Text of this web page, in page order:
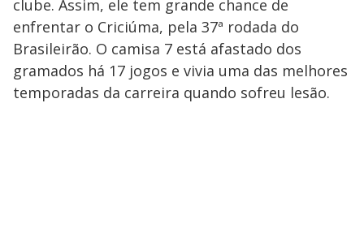
clube. Assim, ele tem grande chance de
enfrentar o Criciúma, pela 37ª rodada do
Brasileirão. O camisa 7 está afastado dos
gramados há 17 jogos e vivia uma das melhores
temporadas da carreira quando sofreu lesão.